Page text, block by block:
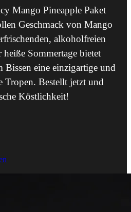
Mango Pineapple Paket
Geschmack von Mango
alkoholfreien
Sommertage bietet
Bissen eine einzigartige und
Bestellt jetzt und
Köstlichkeit!